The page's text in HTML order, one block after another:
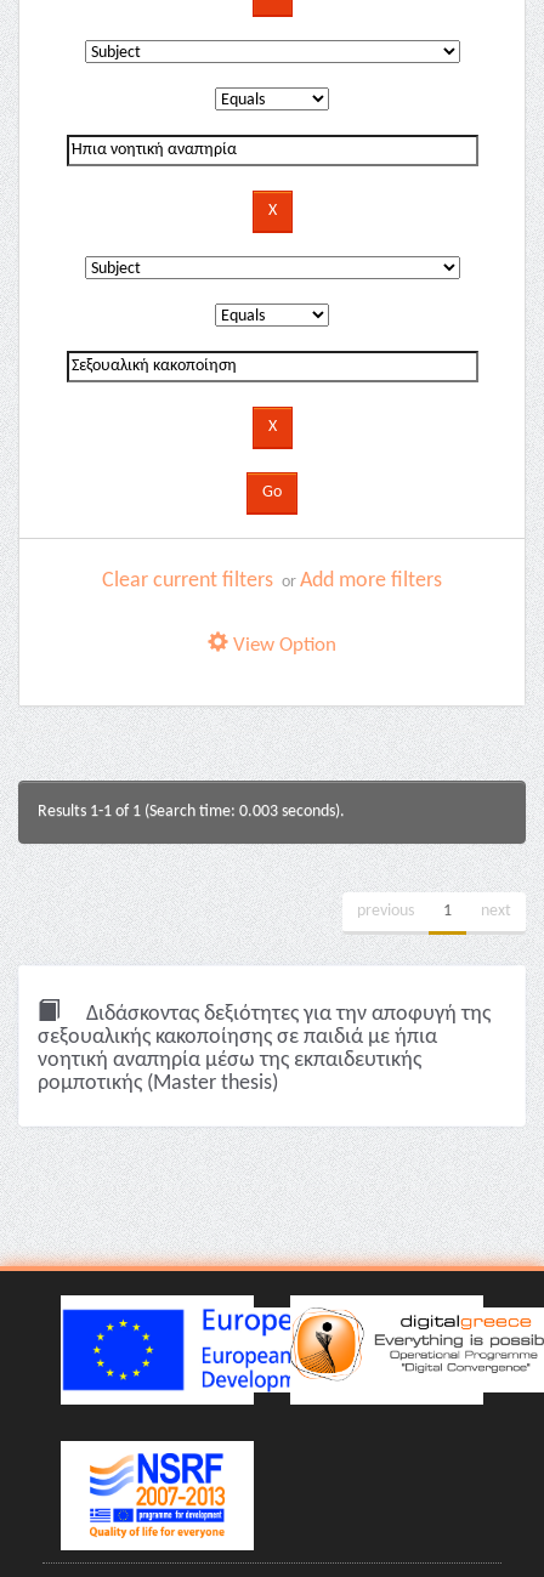
Clear current filters or Add more filters
View Option
Results 1-1 of 1 (Search time: 0.003 seconds).
previous 1 next
Διδάσκοντας δεξιότητες για την αποφυγή της
σεξουαλικής κακοποίησης σε παιδιά με ήπια
νοητική αναπηρία μέσω της εκπαιδευτικής
ρομποτικής (Master thesis)